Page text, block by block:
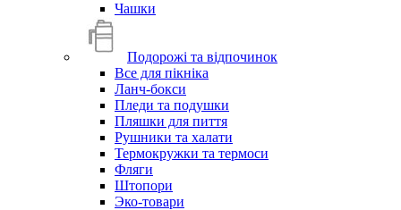
Чашки
Подорожі та відпочинок
Все для пікніка
Ланч-бокси
Пледи та подушки
Пляшки для пиття
Рушники та халати
Термокружки та термоси
Фляги
Штопори
Эко-товари